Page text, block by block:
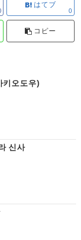
はてブ
0
コピー
키오도우)
신사